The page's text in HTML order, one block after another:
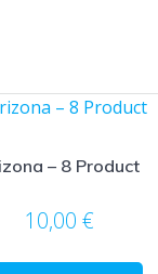
– 8 Product
10,00 €